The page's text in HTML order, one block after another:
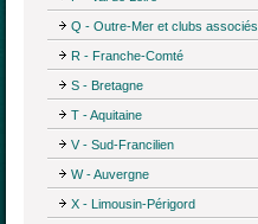
Q - Outre-Mer et clubs associés
R - Franche-Comté
S - Bretagne
T - Aquitaine
V - Sud-Francilien
W - Auvergne
X - Limousin-Périgord